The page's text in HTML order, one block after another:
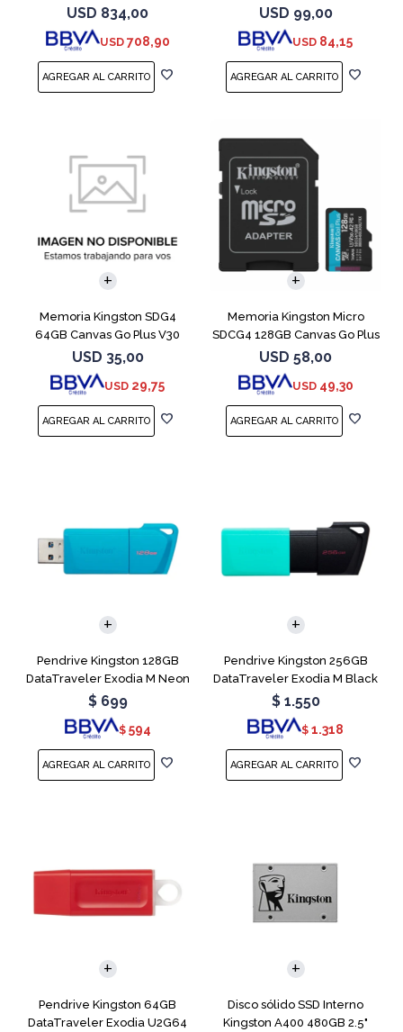
contactos - 5600 MT/s / PC5-
44800 - CL46 - 1.1 V - sin
búfer - no ECC
USD 834,00
USD 708,90
USD 99,00
USD 84,15
Memoria Kingston SDG4
64GB Canvas Go Plus V30
USD 35,00
USD 29,75
Memoria Kingston Micro
SDCG4 128GB Canvas Go Plus
V30
USD 58,00
USD 49,30
Pendrive Kingston 128GB
DataTraveler Exodia M Neon
Blue
$ 699
$ 594
Pendrive Kingston 256GB
DataTraveler Exodia M Black
Teal
$ 1.550
$ 1.318
Pendrive Kingston 64GB
DataTraveler Exodia U2G64
Disco sólido SSD Interno
Kingston A400 480GB 2.5"